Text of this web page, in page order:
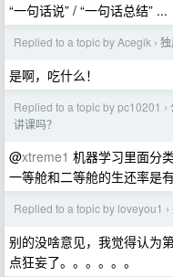
“一句话说” / “一句话总结” ...
Replied to a topic by Acegik ›
是啊，吃什么！
Replied to a topic by pc10201 ›
讲课吗？
@xtreme1 机器学习里面分
一等舱和二等舱的生还率是
Replied to a topic by loveyou1 ›
别的没啥意见，我觉得认为
点狂妄了。。。。。。